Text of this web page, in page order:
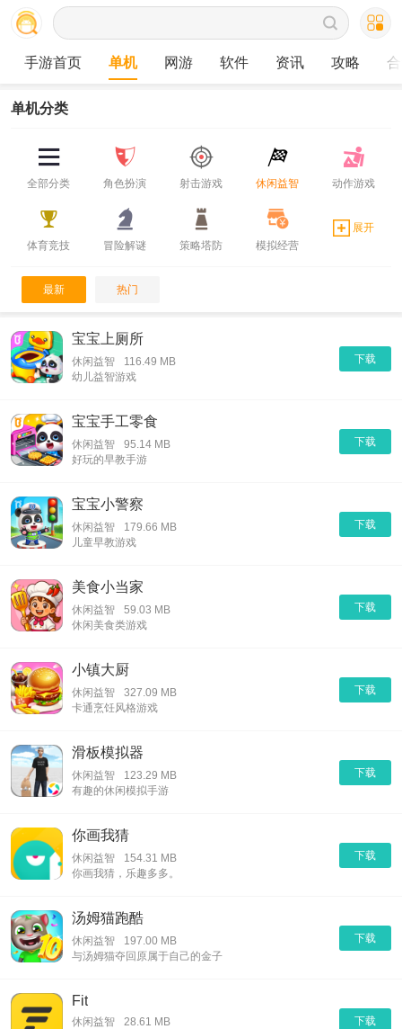
手游首页 单机 网游 软件 资讯 攻略
单机分类
全部分类 角色扮演 射击游戏 休闲益智 动作游戏
体育竞技 冒险解谜 策略塔防 模拟经营
展开
最新 热门
下载
宝宝上厕所
休闲益智
116.49 MB
幼儿益智游戏
下载
宝宝手工零食
休闲益智
95.14 MB
好玩的早教手游
下载
宝宝小警察
休闲益智
179.66 MB
儿童早教游戏
下载
美食小当家
休闲益智
59.03 MB
休闲美食类游戏
下载
小镇大厨
休闲益智
327.09 MB
卡通烹饪风格游戏
下载
滑板模拟器
休闲益智
123.29 MB
有趣的休闲模拟手游
下载
你画我猜
休闲益智
154.31 MB
你画我猜，乐趣多多。
下载
汤姆猫跑酷
休闲益智
197.00 MB
与汤姆猫夺回原属于自己的金子
下载
Fit
休闲益智
28.61 MB